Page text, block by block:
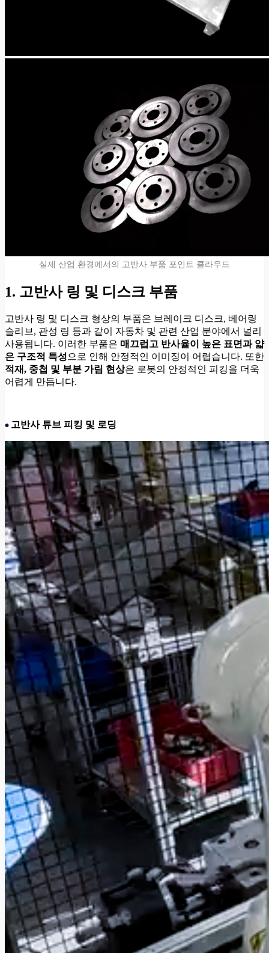
실제 산업 환경에서의 고반사 부품 포인트 클라우드
1. 고반사 링 및 디스크 부품
고반사 링 및 디스크 형상의 부품은 브레이크 디스크, 베어링
슬리브, 관성 링 등과 같이 자동차 및 관련 산업 분야에서 널리
사용됩니다. 이러한 부품은 매끄럽고 반사율이 높은 표면과 얇
은 구조적 특성으로 인해 안정적인 이미징이 어렵습니다. 또한
적재, 중첩 및 부분 가림 현상은 로봇의 안정적인 피킹을 더욱
어렵게 만듭니다.
• 고반사 튜브 피킹 및 로딩